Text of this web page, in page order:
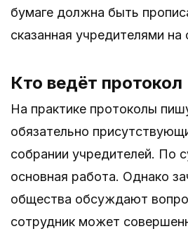
бумаге должна быть
сказанная учредителями на
Кто ведёт протокол
На практике протоколы
обязательно
собрании учредителей. По
основная работа. Однако
общества обсуждают
сотрудник может